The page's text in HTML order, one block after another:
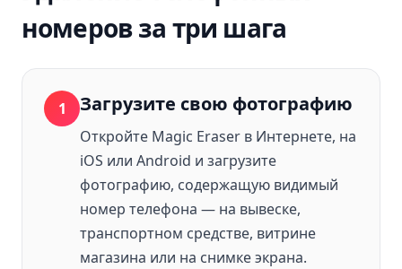
номеров за три шага
1 Загрузите свою фотографию
Откройте Magic Eraser в Интернете, на
iOS или Android и загрузите
фотографию, содержащую видимый
номер телефона — на вывеске,
транспортном средстве, витрине
магазина или на снимке экрана.